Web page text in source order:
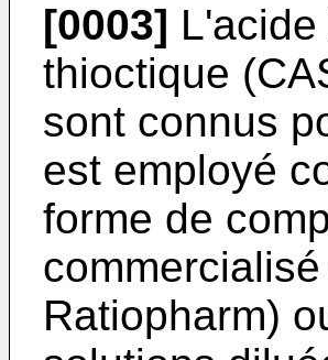
[0003]
thioctique (
sont connus
est employé
forme de
Ratiopharm)